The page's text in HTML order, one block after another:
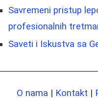
Savremeni pristup
profesionalnih
Saveti i Iskustva sa
O nama | Kontakt |